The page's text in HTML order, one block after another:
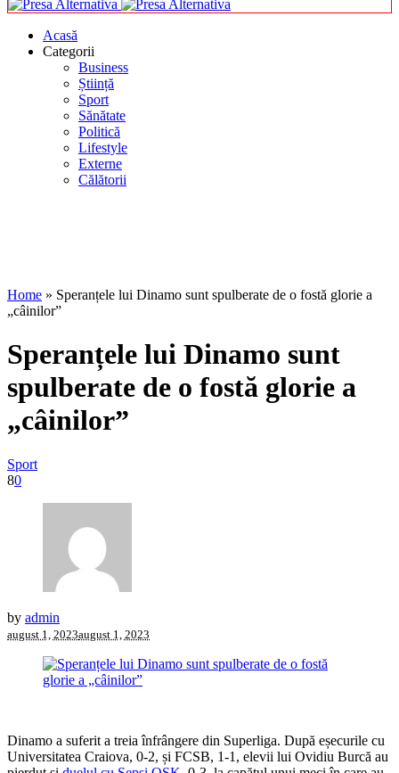
Acasă
Categorii
Business
Știință
Sport
Sănătate
Politică
Lifestyle
Externe
Călătorii
Home » Speranțele lui Dinamo sunt spulberate de o fostă glorie a
„câinilor”
Speranțele lui Dinamo sunt
spulberate de o fostă glorie a
„câinilor”
Sport
80
by admin
august 1, 2023august 1, 2023
Dinamo a suferit a treia înfrângere din Superliga. După eșecurile cu
Universitatea Craiova, 0-2, și FCSB, 1-1, elevii lui Ovidiu Burcă au